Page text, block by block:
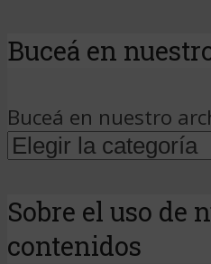
Buceá en
Buceá en nuestro
Sobre el uso de
contenidos